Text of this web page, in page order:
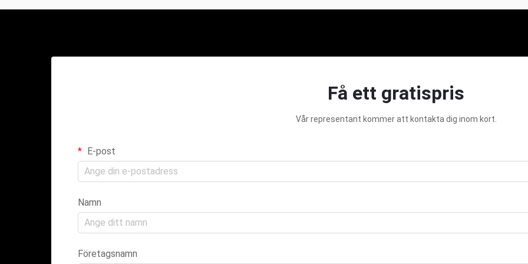
Få ett gratispris
Vår representant kommer att kontakta dig inom kort.
E-post
Namn
Företagsnamn